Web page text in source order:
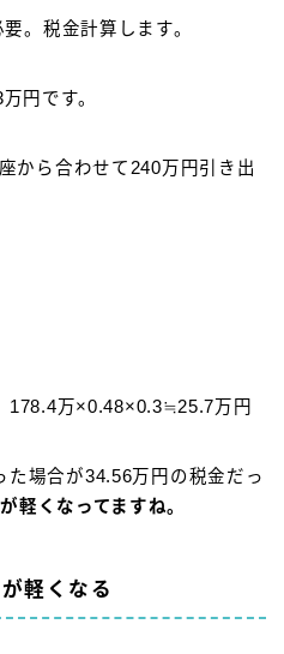
。税金計算します。
円です。
から合わせて240万円引き出
178.4万×0.48×0.3≒25.7万円
場合が34.56万円の税金だっ
軽くなってますね。
軽くなる